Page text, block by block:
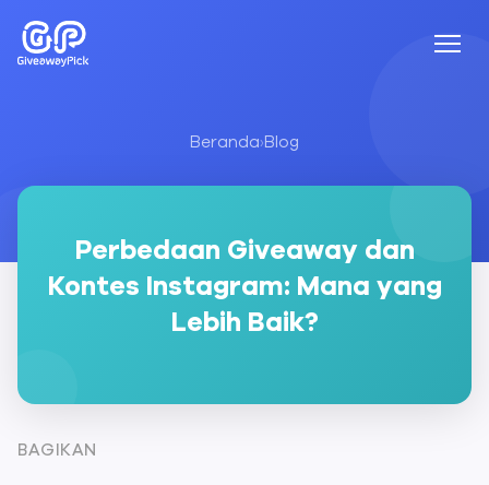
Beranda›Blog
Perbedaan Giveaway dan
Kontes Instagram: Mana yang
Lebih Baik?
BAGIKAN